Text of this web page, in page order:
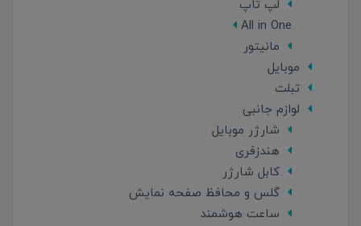
لپ تاپ
All in One
مانیتور
موبایل
تبلت
لوازم جانبی
شارژر موبایل
هندزفری
کابل شارژر
گلس و محافظ صفحه نمایش
ساعت هوشمند